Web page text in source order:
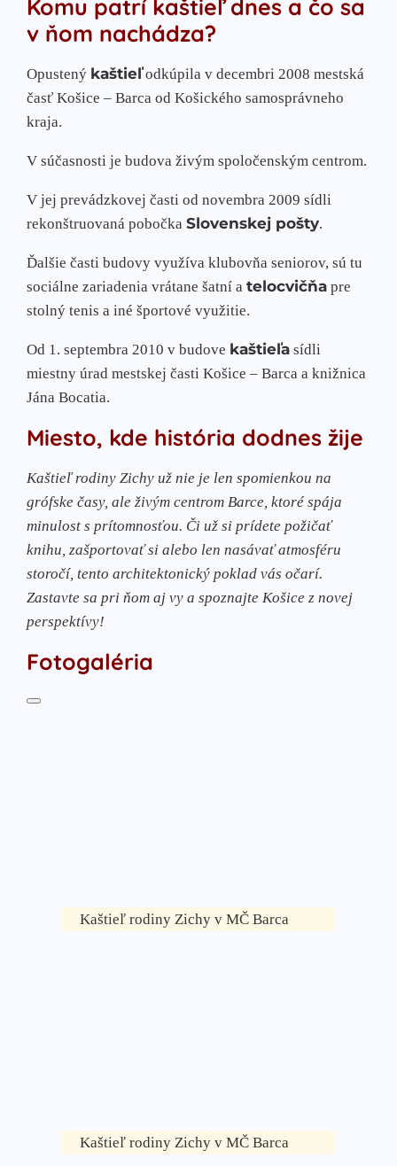
Komu patrí kaštieľ dnes a čo sa
v ňom nachádza?
Opustený kaštieľodkúpila v decembri 2008 mestská
časť Košice – Barca od Košického samosprávneho
kraja.
V súčasnosti je budova živým spoločenským centrom.
V jej prevádzkovej časti od novembra 2009 sídli
rekonštruovaná pobočka Slovenskej pošty.
Ďalšie časti budovy využíva klubovňa seniorov, sú tu
sociálne zariadenia vrátane šatní a telocvičňa pre
stolný tenis a iné športové využitie.
Od 1. septembra 2010 v budove kaštieľa sídli
miestny úrad mestskej časti Košice – Barca a knižnica
Jána Bocatia.
Miesto, kde história dodnes žije
Kaštieľ rodiny Zichy už nie je len spomienkou na
grófske časy, ale živým centrom Barce, ktoré spája
minulost s prítomnosťou. Či už si prídete požičať
knihu, zašportovať si alebo len nasávať atmosféru
storočí, tento architektonický poklad vás očarí.
Zastavte sa pri ňom aj vy a spoznajte Košice z novej
perspektívy!
Fotogaléria
Kaštieľ rodiny Zichy v MČ Barca
Kaštieľ rodiny Zichy v MČ Barca